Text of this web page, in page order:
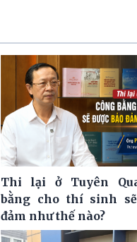
Thi lại ở Tuyên
bằng cho thí sinh
đảm như thế nào?